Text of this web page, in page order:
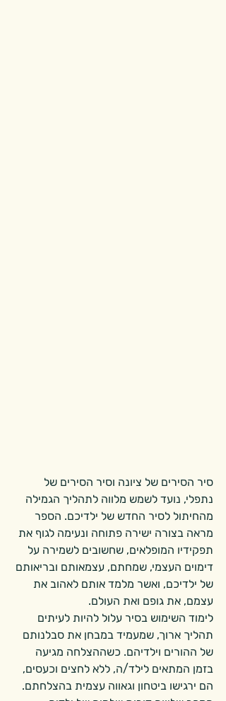
סיר הסירים של ציונה וסיר הסירים של
נתפלי, נועד לשמש מלווה לתהליך הגמילה
מהחיתול לסיר החדש של ילדיכם. הספר
מראה בצורה ישירה פתוחה ונעימה לגוף את
תפקידיו המופלאים, שחשובים לשמירה על
דימוים העצמי, שמחתם, עצמאותם ובריאותם
של ילדיכם, ואשר מלמד אותם לאהוב את
עצמם, את גופם ואת העולם.
לימוד השימוש בסיר עלול להיות לעיתים
תהליך ארוך, שמעמיד במבחן את סבלנותם
של ההורים וילדיהם. כשההצלחה מגיעה
בזמן המתאים לילד/ה, ללא לחצים וכעסים,
הם ירגישו ביטחון וגאווה עצמית בהצלחתם.